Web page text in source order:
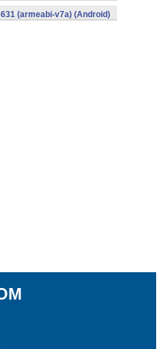
(armeabi-v7a) (Android)